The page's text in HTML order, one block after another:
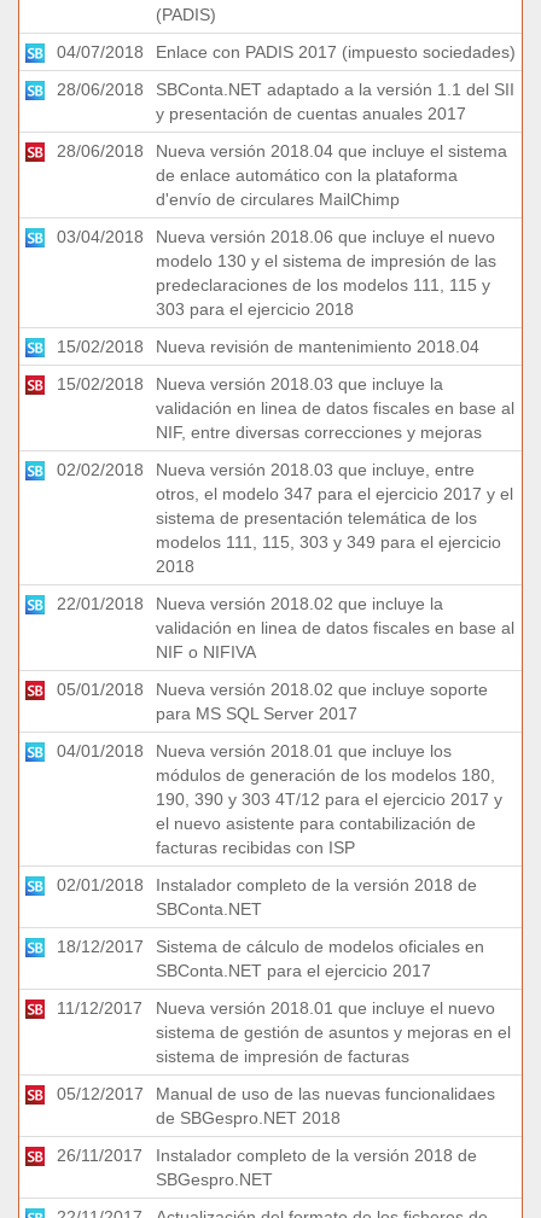
(PADIS)
04/07/2018
Enlace con PADIS 2017 (impuesto sociedades)
28/06/2018
SBConta.NET adaptado a la versión 1.1 del SII
y presentación de cuentas anuales 2017
28/06/2018
Nueva versión 2018.04 que incluye el sistema
de enlace automático con la plataforma
d'envío de circulares MailChimp
03/04/2018
Nueva versión 2018.06 que incluye el nuevo
modelo 130 y el sistema de impresión de las
predeclaraciones de los modelos 111, 115 y
303 para el ejercicio 2018
15/02/2018
Nueva revisión de mantenimiento 2018.04
15/02/2018
Nueva versión 2018.03 que incluye la
validación en linea de datos fiscales en base al
NIF, entre diversas correcciones y mejoras
02/02/2018
Nueva versión 2018.03 que incluye, entre
otros, el modelo 347 para el ejercicio 2017 y el
sistema de presentación telemática de los
modelos 111, 115, 303 y 349 para el ejercicio
2018
22/01/2018
Nueva versión 2018.02 que incluye la
validación en linea de datos fiscales en base al
NIF o NIFIVA
05/01/2018
Nueva versión 2018.02 que incluye soporte
para MS SQL Server 2017
04/01/2018
Nueva versión 2018.01 que incluye los
módulos de generación de los modelos 180,
190, 390 y 303 4T/12 para el ejercicio 2017 y
el nuevo asistente para contabilización de
facturas recibidas con ISP
02/01/2018
Instalador completo de la versión 2018 de
SBConta.NET
18/12/2017
Sistema de cálculo de modelos oficiales en
SBConta.NET para el ejercicio 2017
11/12/2017
Nueva versión 2018.01 que incluye el nuevo
sistema de gestión de asuntos y mejoras en el
sistema de impresión de facturas
05/12/2017
Manual de uso de las nuevas funcionalidaes
de SBGespro.NET 2018
26/11/2017
Instalador completo de la versión 2018 de
SBGespro.NET